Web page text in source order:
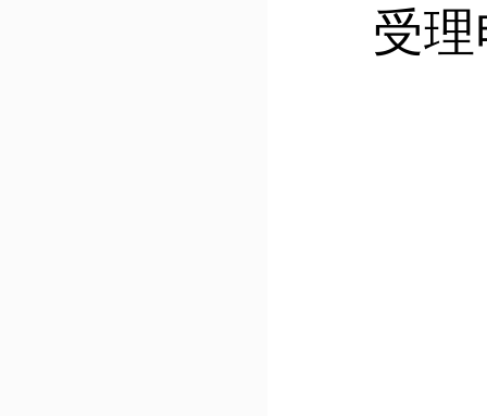
受